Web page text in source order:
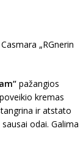
„RGnerin
pažangios
kremas
ir atstato
odai. Galima